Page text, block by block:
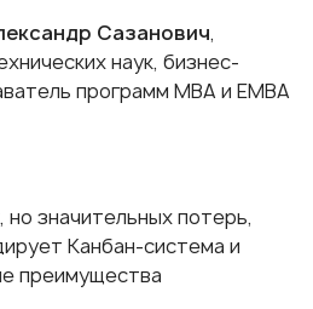
Сазанович,
наук, бизнес-
программ МВА и ЕМВА
значительных потерь,
Канбан-система и
преимущества